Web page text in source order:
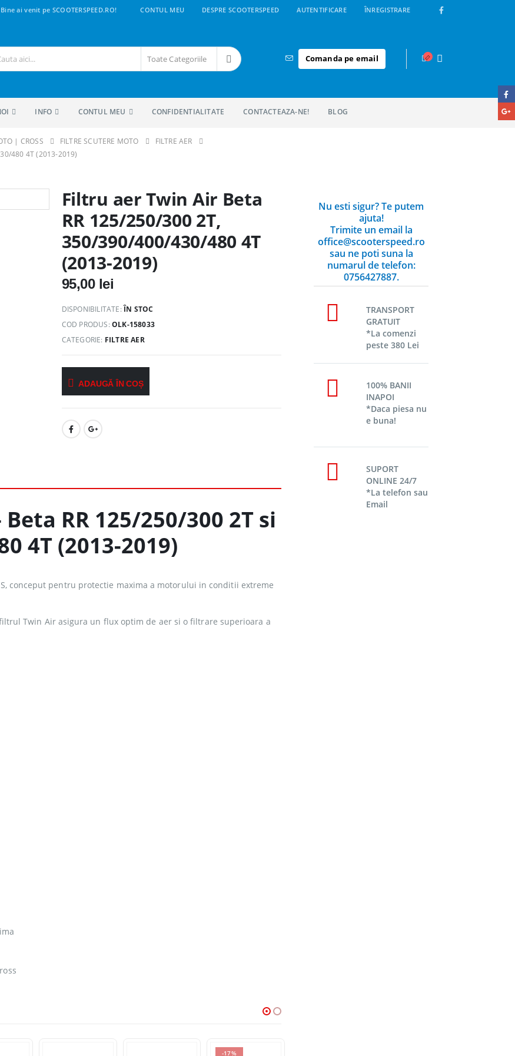
Bine ai venit pe SCOOTERSPEED.RO! CONTUL MEU DESPRE SCOOTERSPEED AUTENTIFICARE ÎNREGISTRARE
Toate Categoriile Comanda pe email
INFO CONTUL MEU CONFIDENTIALITATE CONTACTEAZA-NE! BLOG
| CROSS FILTRE SCUTERE MOTO
FILTRE AER
480 4T (2013-2019)
Filtru aer Twin Air Beta
RR 125/250/300 2T,
350/390/400/430/480 4T
(2013-2019)
95,00 lei
DISPONIBILITATE:ÎN STOC
COD PRODUS:OLK-158033
CATEGORIE: FILTRE AER
ADAUGĂ ÎN COȘ
RR 125/250/300 2T si
4T (2013-2019)
conceput pentru protectie maxima a motorului in conditii extreme
Twin Air asigura un flux optim de aer si o filtrare superioara a
Nu esti sigur? Te putem
ajuta!
Trimite un email la
office@scooterspeed.ro
sau ne poti suna la
numarul de telefon:
0756427887.
TRANSPORT
GRATUIT
*La comenzi
peste 380 Lei
100% BANII
INAPOI
*Daca piesa nu
e buna!
SUPORT
ONLINE 24/7
*La telefon sau
Email